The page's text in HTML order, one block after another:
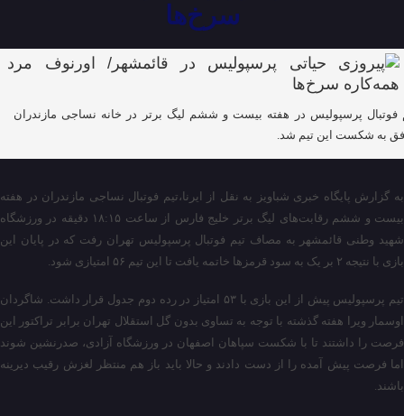
سرخ‌ها
فوتبال پرسپولیس در هفته بیست و ششم لیگ برتر در خانه نساجی مازندران
به شکست این تیم شد.
به گزارش پایگاه خبری شباویز به نقل از ایرنا،تیم فوتبال نساجی مازندران در هفته
بیست و ششم رقابت‌های لیگ برتر خلیج فارس از ساعت ۱۸:۱۵ دقیقه در ورزشگاه
شهید وطنی قائمشهر به مصاف تیم فوتبال پرسپولیس تهران رفت که در پایان این
بازی با نتیجه ٢ بر یک به سود قرمزها خاتمه یافت تا این تیم ۵۶ امتیازی شود.
تیم پرسپولیس پیش از این بازی با ۵۳ امتیاز در رده دوم جدول قرار داشت. شاگردان
اوسمار ویرا هفته گذشته با توجه به تساوی بدون گل استقلال تهران برابر تراکتور این
فرصت را داشتند تا با شکست سپاهان اصفهان در ورزشگاه آزادی، صدرنشین شوند
اما فرصت پیش آمده را از دست دادند و حالا باید باز هم منتظر لغزش رقیب دیرینه
باشند.